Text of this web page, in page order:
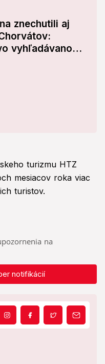
znechutili aj
vyhľadávanom
turizmu HTZ
mesiacov roka viac
turistov.
na
notifikácií